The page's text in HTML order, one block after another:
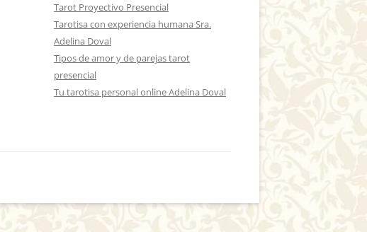
Tarot Proyectivo Presencial
Tarotisa con experiencia humana Sra.
Adelina Doval
Tipos de amor y de parejas tarot
presencial
Tu tarotisa personal online Adelina Doval